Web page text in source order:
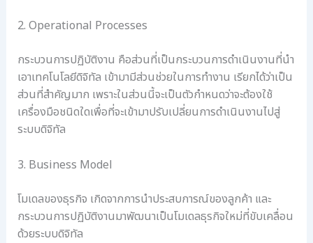
2. Operational Processes
กระบวนการปฏิบัติงาน คือส่วนที่เป็นกระบวนการดำเนินงานที่นำ
เอาเทคโนโลยีดิจิทัล เข้ามามีส่วนช่วยในการทำงาน เรียกได้ว่าเป็น
ส่วนที่สำคัญมาก เพราะในส่วนนี้จะเป็นตัวกำหนดว่าจะต้องใช้
เครื่องมือชนิดใดเพื่อที่จะเข้ามาปรับเปลี่ยนการดำเนินงานไปสู่
ระบบดิจิทัล
3. Business Model
โมเดลของธุรกิจ เกิดจากการนำประสบการณ์ของลูกค้า และ
กระบวนการปฏิบัติงานมาพัฒนาเป็นโมเดลธุรกิจใหม่ที่ขับเคลื่อน
ด้วยระบบดิจิทัล